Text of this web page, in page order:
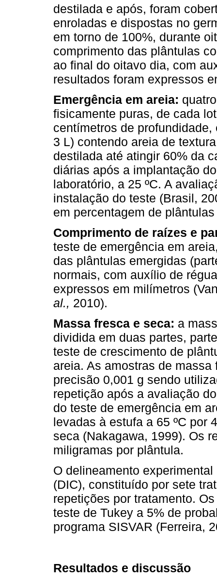
destilada e após, foram
enroladas e dispostas no
em torno de 100%, durante
comprimento das plântulas
ao final do oitavo dia, com
resultados foram expressos
Emergência em areia:
fisicamente puras, de cada
centímetros de
3 L) contendo areia de
destilada até atingir 60% da
diárias após a implantação
laboratório, a 25 ºC. A
instalação do teste (Brasil,
em percentagem de
Comprimento de raízes e
teste de emergência em
das plântulas emergidas
normais, com auxílio de
expressos em milímetros
al., 2010).
Massa fresca e seca: a
dividida em duas partes,
teste de crescimento de
areia. As amostras de
precisão 0,001 g sendo
repetição após a avaliação
do teste de emergência em
levadas à estufa a 65 ºC por
seca (Nakagawa, 1999). Os
miligramas por plântula.
O delineamento
(DIC), constituído por sete
repetições por tratamento.
teste de Tukey a 5% de
programa SISVAR (Ferreira,
Resultados e discussão